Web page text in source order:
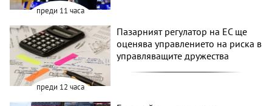
преди 11 часа
преди 12 часа
Пазарният регулатор на ЕС ще
оценява управлението на риска в
управляващите дружества